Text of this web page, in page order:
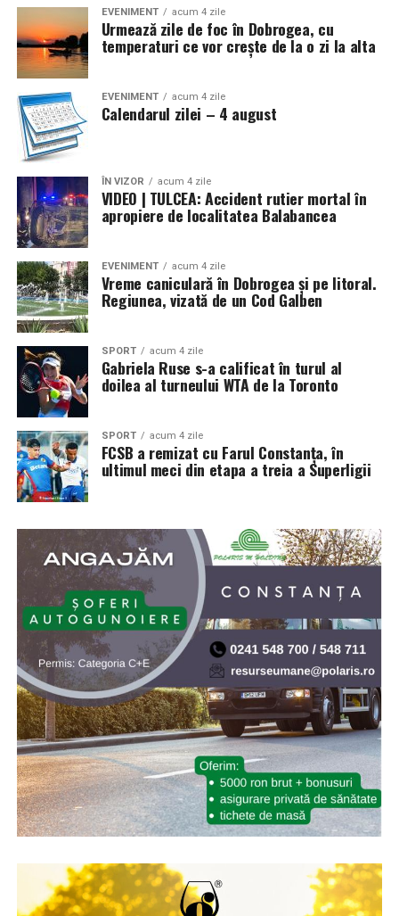
EVENIMENT acum 4 zile
Urmează zile de foc în Dobrogea, cu
temperaturi ce vor crește de la o zi la alta
EVENIMENT acum 4 zile
Calendarul zilei – 4 august
ÎN VIZOR acum 4 zile
VIDEO | TULCEA: Accident rutier mortal în
apropiere de localitatea Balabancea
EVENIMENT acum 4 zile
Vreme caniculară în Dobrogea și pe litoral.
Regiunea, vizată de un Cod Galben
SPORT acum 4 zile
Gabriela Ruse s-a calificat în turul al
doilea al turneului WTA de la Toronto
SPORT acum 4 zile
FCSB a remizat cu Farul Constanța, în
ultimul meci din etapa a treia a Superligii